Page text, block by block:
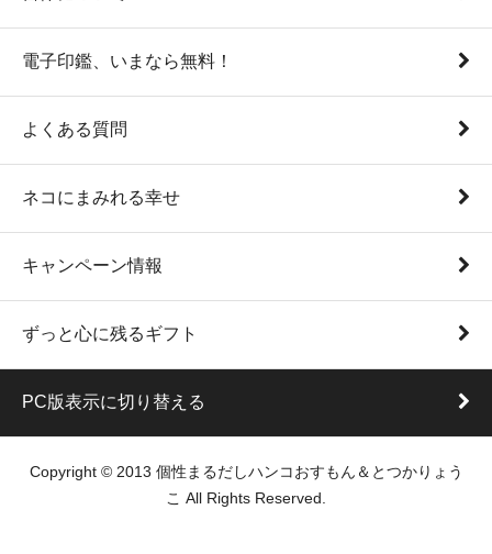
電子印鑑、いまなら無料！
よくある質問
ネコにまみれる幸せ
キャンペーン情報
ずっと心に残るギフト
PC版表示に切り替える
Copyright © 2013 個性まるだしハンコおすもん＆とつかりょう
こ All Rights Reserved.